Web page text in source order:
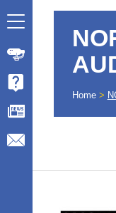
Home >